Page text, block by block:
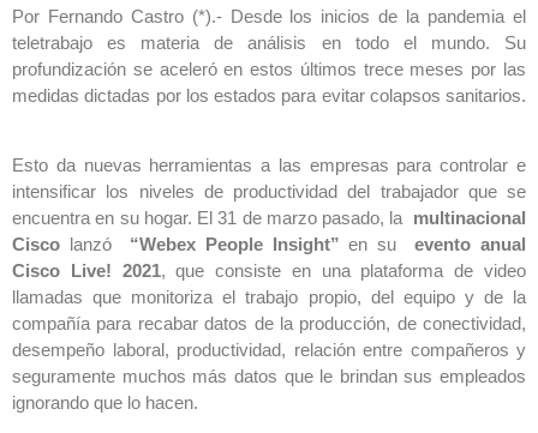
Por Fernando Castro (*).- Desde los inicios de la pandemia el
teletrabajo es materia de análisis en todo el mundo. Su
profundización se aceleró en estos últimos trece meses por las
medidas dictadas por los estados para evitar colapsos sanitarios.
Esto da nuevas herramientas a las empresas para controlar e
intensificar los niveles de productividad del trabajador que se
encuentra en su hogar. El 31 de marzo pasado, la multinacional
Cisco lanzó “Webex People Insight” en suevento anual
Cisco Live! 2021, que consiste en una plataforma de video
llamadas que monitoriza el trabajo propio, del equipo y de la
compañía para recabar datos de la producción, de conectividad,
desempeño laboral, productividad, relación entre compañeros y
seguramente muchos más datos que le brindan sus empleados
ignorando que lo hacen.